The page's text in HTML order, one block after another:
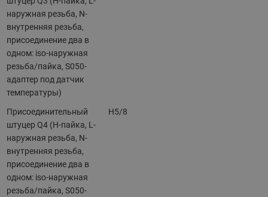
наружная резьба, N-
внутренняя резьба,
присоединение два в
одном: iso-наружная
резьба/пайка, S050-
адаптер под датчик
температуры)
Присоединительный
штуцер Q4 (H-пайка, L-
наружная резьба, N-
внутренняя резьба,
присоединение два в
одном: iso-наружная
резьба/пайка, S050-
H5/8